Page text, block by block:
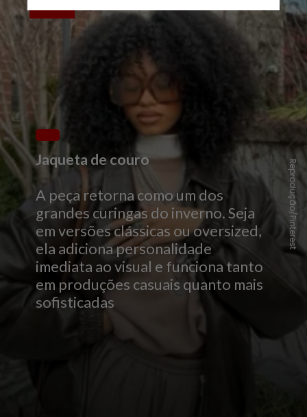
Jaqueta de couro
A peça retorna como um dos
grandes curingas do inverno. Seja
em versões clássicas ou oversized,
ela adiciona personalidade
imediata ao visual e funciona tanto
em produções casuais quanto mais
sofisticadas
Reprodução/Pinterest